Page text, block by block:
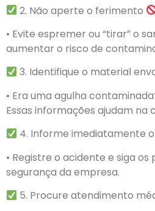
2. Não aperte o ferimento
• Evite espremer ou “tirar” o
aumentar o risco de
3. Identifique o material
• Era uma agulha
Essas informações ajudam na
4. Informe imediatamente o
• Registre o acidente e siga
segurança da empresa.
5. Procure atendimento